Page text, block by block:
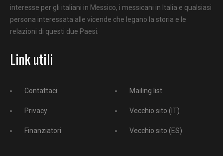
interesse per gli italiani in Messico, i messicani in Italia e qualsiasi
persona interessata alle vicende che legano la storia e le
relazioni di questi due Paesi.
Link utili
Contattaci
Privacy
Finanziatori
Mailing list
Vecchio sito (IT)
Vecchio sito (ES)